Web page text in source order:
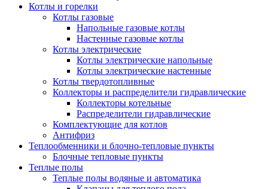
Котлы и горелки
Котлы газовые
Напольные газовые котлы
Настенные газовые котлы
Котлы электрические
Котлы электрические напольные
Котлы электрические настенные
Котлы твердотопливные
Коллекторы и распределители гидравлические
Коллекторы котельные
Распределители гидравлические
Комплектующие для котлов
Антифриз
Теплообменники и блочно-тепловые пункты
Блочные тепловые пункты
Теплые полы
Теплые полы водяные и автоматика